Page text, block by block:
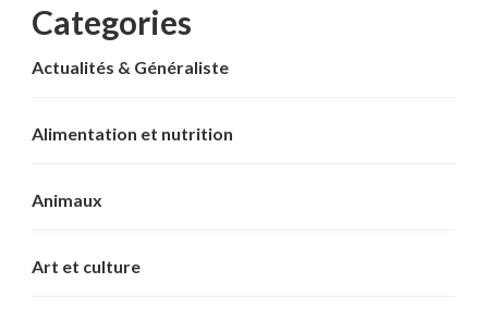
Categories
Actualités & Généraliste
Alimentation et nutrition
Animaux
Art et culture